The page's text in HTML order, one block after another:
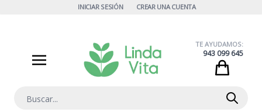
INICIAR SESIÓN CREAR UNA CUENTA
Buscar
TE AYUDAMOS:
943 099 645